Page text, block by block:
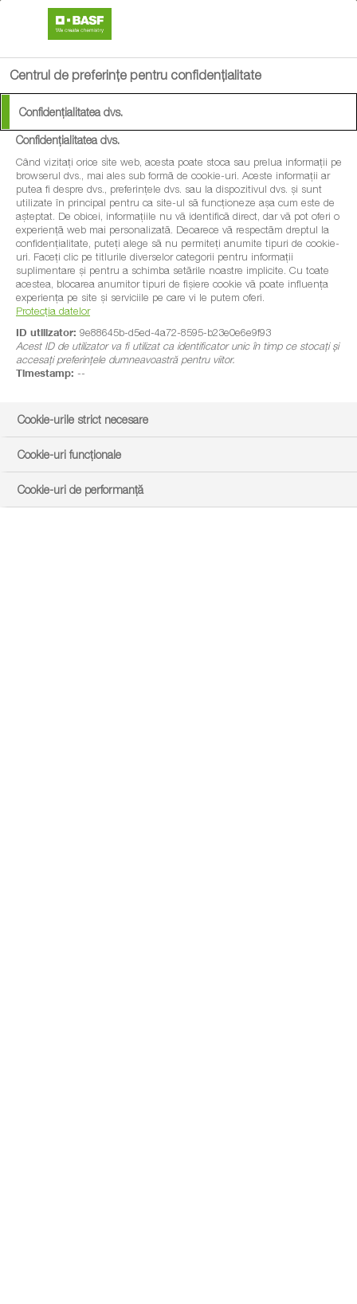
Centrul de preferințe pentru confidențialitate
Confidențialitatea dvs.
Confidențialitatea dvs.
Când vizitați orice site web, acesta poate stoca sau prelua informații pe
browserul dvs., mai ales sub formă de cookie-uri. Aceste informații ar
putea fi despre dvs., preferințele dvs. sau la dispozitivul dvs. și sunt
utilizate în principal pentru ca site-ul să funcționeze așa cum este de
așteptat. De obicei, informațiile nu vă identifică direct, dar vă pot oferi o
experiență web mai personalizată. Deoarece vă respectăm dreptul la
confidențialitate, puteți alege să nu permiteți anumite tipuri de cookie-
uri. Faceți clic pe titlurile diverselor categorii pentru informații
suplimentare și pentru a schimba setările noastre implicite. Cu toate
acestea, blocarea anumitor tipuri de fișiere cookie vă poate influența
experiența pe site și serviciile pe care vi le putem oferi.
Protecția datelor
ID utilizator: 9e88645b-d5ed-4a72-8595-b23e0e6e9f93
Acest ID de utilizator va fi utilizat ca identificator unic în timp ce stocați și
accesați preferințele dumneavoastră pentru viitor.
Timestamp: --
Cookie-urile strict necesare
Cookie-uri funcționale
Cookie-uri de performanță